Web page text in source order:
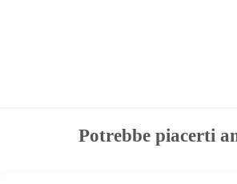
Potrebbe piacerti